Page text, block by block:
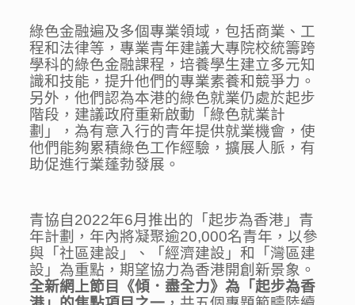
綠色金融遍及多個專業領域，包括商業、工
程和法律等，專業青年建議大專院校統籌跨
學科的綠色金融課程，培養學生建立多元知
識和技能，提升他們的專業素養和競爭力。
另外，他們認為本港的綠色就業仍處於起步
階段，建議政府重新啟動「綠色就業計
劃」，為有意入行的青年提供就業機會，使
他們能夠累積綠色工作經驗，擴展人脈，有
助促進行業蓬勃發展。
青協自2022年6月推出的「起步為香港」青
年計劃，年內將凝聚逾20,000名青年，以參
與「社區建設」、「經濟建設」和「灣區建
設」為重點，期望協力為香港開創新景象。
全新網上節目《傾．盡全力》為「起步為香